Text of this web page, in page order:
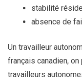
stabilité
absence de
Un travailleur
français canadien,
travailleurs